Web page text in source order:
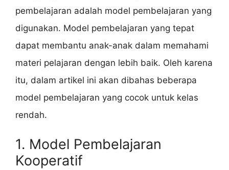
pembelajaran adalah model pembelajaran yang
digunakan. Model pembelajaran yang tepat
dapat membantu anak-anak dalam memahami
materi pelajaran dengan lebih baik. Oleh karena
itu, dalam artikel ini akan dibahas beberapa
model pembelajaran yang cocok untuk kelas
rendah.
1. Model Pembelajaran
Kooperatif